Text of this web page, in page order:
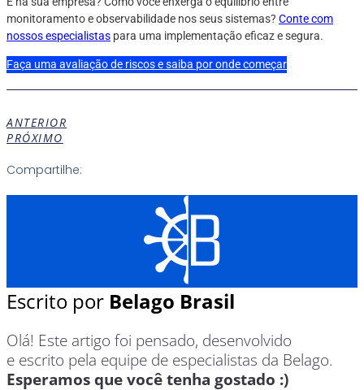
monitoramento e observabilidade nos seus sistemas? Conte com
nossos especialistas para uma implementação eficaz e segura.
Faça uma avaliação de riscos e saiba por onde começar
ANTERIOR
PRÓXIMO
Compartilhe:
Escrito por Belago Brasil
Olá! Este artigo foi pensado, desenvolvido
e escrito pela equipe de especialistas da Belago.
Esperamos que você tenha gostado :)